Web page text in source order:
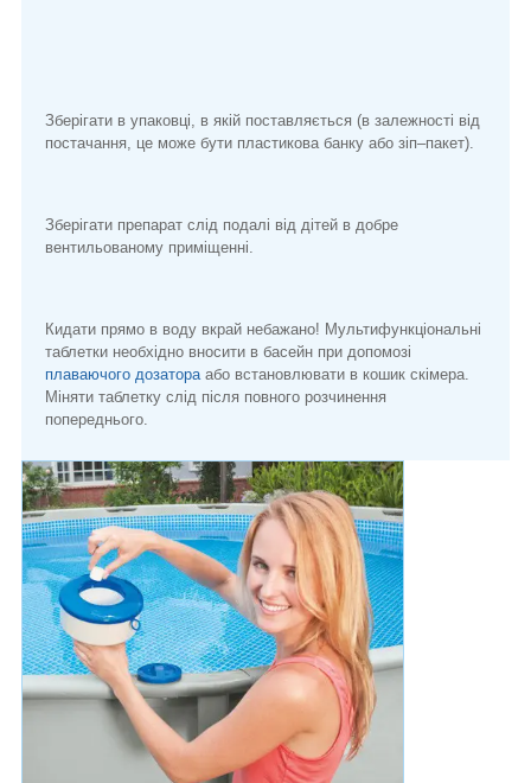
Кидати прямо в воду вкрай небажано! Мультифункціональні
таблетки необхідно вносити в басейн при допомозі
плаваючого дозатораабо встановлювати в кошик скімера.
Міняти таблетку слід після повного розчинення
попереднього.
Зберігати препарат слід подалі від дітей в добре
вентильованому приміщенні.
Зберігати в упаковці, в якій поставляється (в залежності від
постачання, це може бути пластикова банку або зіп–пакет).